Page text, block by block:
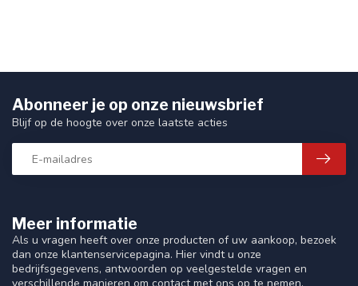
Meer informatie
Als u vragen heeft over onze producten of uw aankoop, bezoek
dan onze klantenservicepagina. Hier vindt u onze
bedrijfsgegevens, antwoorden op veelgestelde vragen en
Abonneer je op onze nieuwsbrief
Blijf op de hoogte over onze laatste acties